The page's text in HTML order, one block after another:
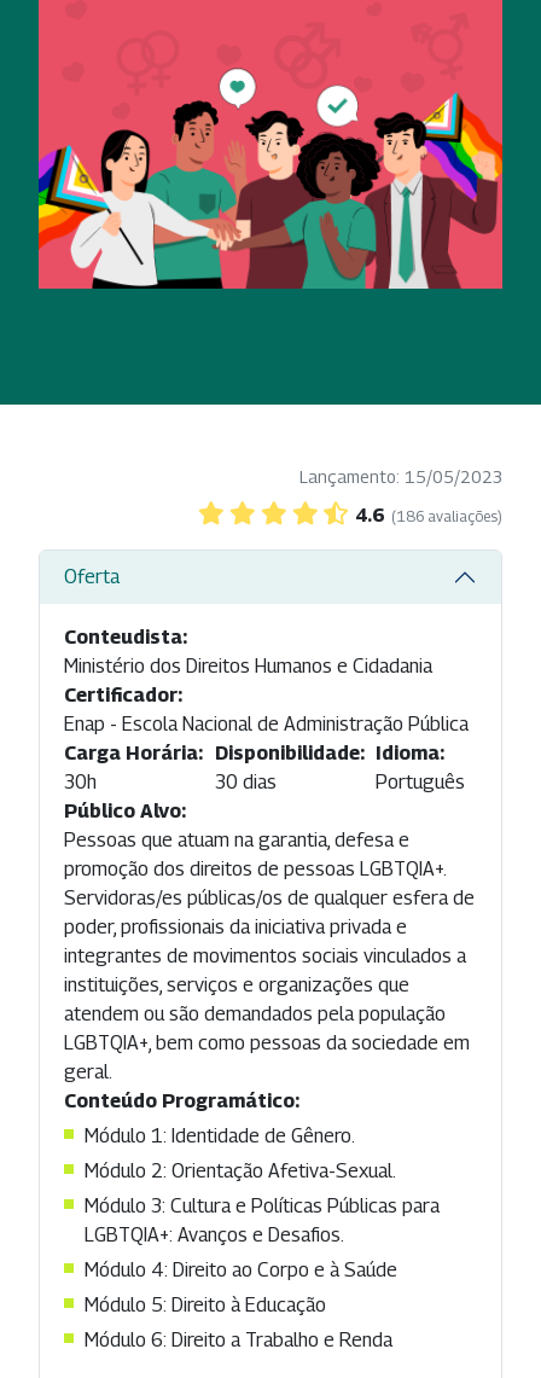
Lançamento: 15/05/2023
4.6 (186 avaliações)
Oferta
Conteudista:
Ministério dos Direitos Humanos e Cidadania
Certificador:
Enap - Escola Nacional de Administração Pública
Carga Horária:
30h
Disponibilidade:
30 dias
Idioma:
Português
Público Alvo:
Pessoas que atuam na garantia, defesa e
promoção dos direitos de pessoas LGBTQIA+.
Servidoras/es públicas/os de qualquer esfera de
poder, profissionais da iniciativa privada e
integrantes de movimentos sociais vinculados a
instituições, serviços e organizações que
atendem ou são demandados pela população
LGBTQIA+, bem como pessoas da sociedade em
geral.
Conteúdo Programático:
Módulo 1: Identidade de Gênero.
Módulo 2: Orientação Afetiva-Sexual.
Módulo 3: Cultura e Políticas Públicas para
LGBTQIA+: Avanços e Desafios.
Módulo 4: Direito ao Corpo e à Saúde
Módulo 5: Direito à Educação
Módulo 6: Direito a Trabalho e Renda